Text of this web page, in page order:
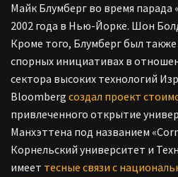
Майк Блумберг во время парада
2002 года в Нью-Йорке. Шон
Кроме того, Блумберг был
спорных инициативах в
сектора высоких технологий
Bloomberg создал проект
привлеченного открытие
Манхэттена под названием
Корнельский университет и
имеет тесные связи с